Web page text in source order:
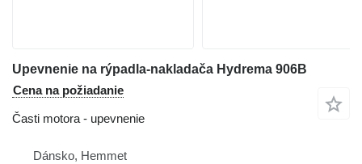
Upevnenie na rýpadla-nakladača Hydrema 906B
Cena na požiadanie
Časti motora - upevnenie
Dánsko, Hemmet